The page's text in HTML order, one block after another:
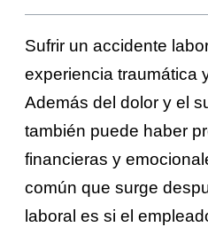
Sufrir un accidente
experiencia traumática
Además del dolor y el
también puede haber
financieras y
común que surge
laboral es si el